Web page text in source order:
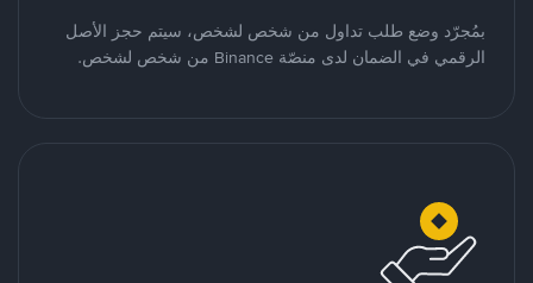
بمُجرّد وضع طلب تداول من شخص لشخص، سيتم حجز الأصل
الرقمي في الضمان لدى منصّة Binance من شخص لشخص.